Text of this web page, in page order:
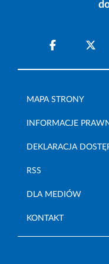
MAPA STRONY
INFORMACJE
DEKLARACJA
RSS
DLA MEDIÓW
KONTAKT